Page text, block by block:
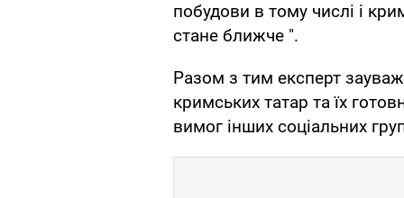
побудови в тому числі і
стане ближче ".
Разом з тим експерт
кримських татар та їх
вимог інших соціальних